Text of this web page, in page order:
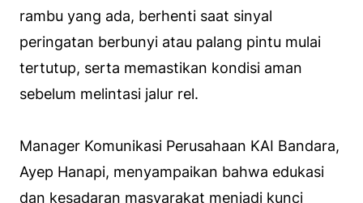
rambu yang ada, berhenti saat sinyal
peringatan berbunyi atau palang pintu mulai
tertutup, serta memastikan kondisi aman
sebelum melintasi jalur rel.
Manager Komunikasi Perusahaan KAI Bandara,
Ayep Hanapi, menyampaikan bahwa edukasi
dan kesadaran masyarakat menjadi kunci